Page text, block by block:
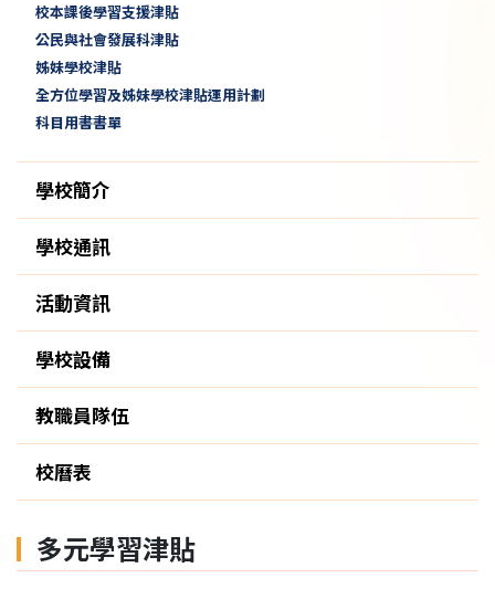
校本課後學習支援津貼
公民與社會發展科津貼
姊妹學校津貼
全方位學習及姊妹學校津貼運用計劃
科目用書書單
學校簡介
學校通訊
活動資訊
學校設備
教職員隊伍
校曆表
多元學習津貼